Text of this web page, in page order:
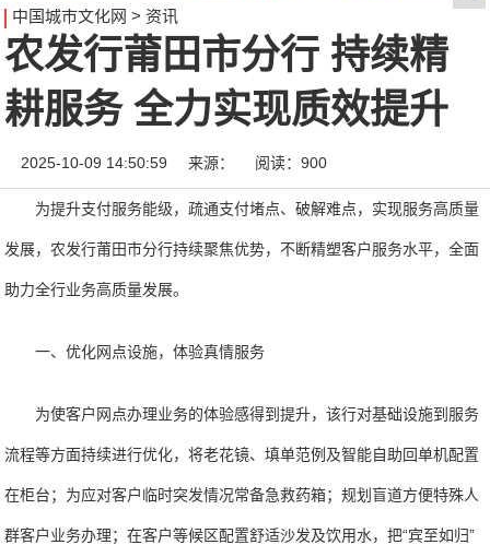
中国城市文化网 > 资讯
农发行莆田市分行 持续精
耕服务 全力实现质效提升
2025-10-09 14:50:59 来源： 阅读：900
为提升支付服务能级，疏通支付堵点、破解难点，实现服务高质量
发展，农发行莆田市分行持续聚焦优势，不断精塑客户服务水平，全面
助力全行业务高质量发展。
一、优化网点设施，体验真情服务
为使客户网点办理业务的体验感得到提升，该行对基础设施到服务
流程等方面持续进行优化，将老花镜、填单范例及智能自助回单机配置
在柜台；为应对客户临时突发情况常备急救药箱；规划盲道方便特殊人
群客户业务办理；在客户等候区配置舒适沙发及饮用水，把“宾至如归”